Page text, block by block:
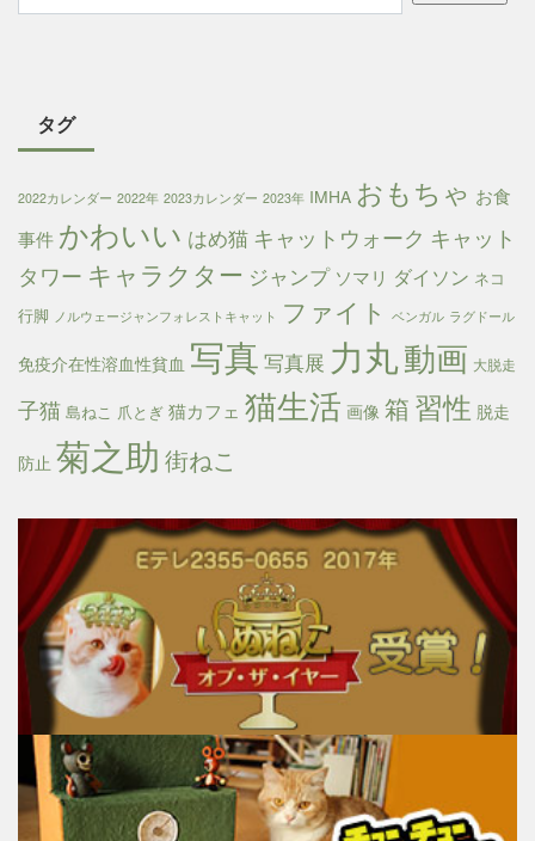
タグ
2022カレンダー 2022年 2023カレンダー 2023年 IMHA おもちゃ お食
事件 かわいい はめ猫 キャットウォーク キャット
タワー キャラクター ジャンプ ソマリ ダイソン ネコ
行脚 ノルウェージャンフォレストキャット ファイト ベンガル ラグドール
免疫介在性溶血性貧血 写真 写真展 力丸動画 大脱走
子猫 島ねこ 爪とぎ 猫カフェ 猫生活 画像 箱 習性 脱走
防止 菊之助 街ねこ